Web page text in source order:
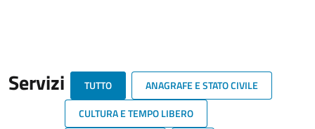
Servizi TUTTO
ANAGRAFE E STATO CIVILE
CULTURA E TEMPO LIBERO